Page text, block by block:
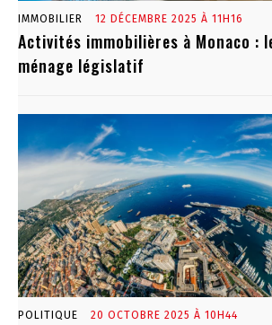
IMMOBILIER 12 DÉCEMBRE 2025 À 11H16
Activités immobilières à Monaco :
ménage législatif
POLITIQUE 20 OCTOBRE 2025 À 10H44